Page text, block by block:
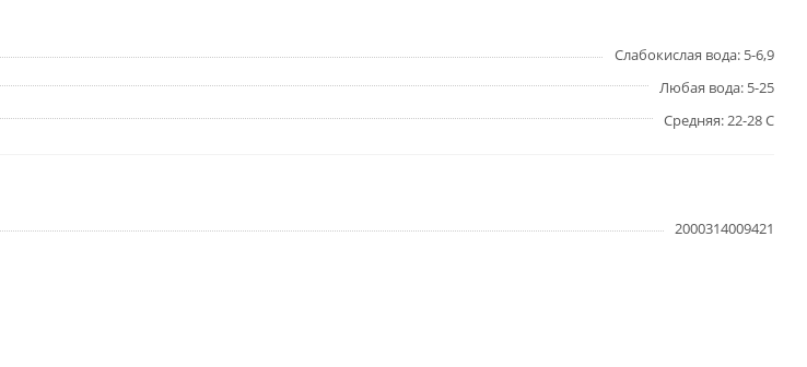
Слабокислая вода: 5-6,9
Любая вода: 5-25
Средняя: 22-28 С
2000314009421